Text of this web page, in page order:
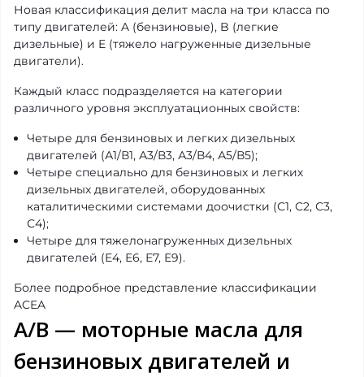
Новая классификация делит масла на три класса по
типу двигателей: A (бензиновые), B (легкие
дизельные) и E (тяжело нагруженные дизельные
двигатели).
Каждый класс подразделяется на категории
различного уровня эксплуатационных свойств:
Четыре для бензиновых и легких дизельных
двигателей (А1/В1, А3/В3, А3/В4, А5/В5);
Четыре специально для бензиновых и легких
дизельных двигателей, оборудованных
каталитическими системами доочистки (С1, С2, С3,
С4);
Четыре для тяжелонагруженных дизельных
двигателей (Е4, Е6, Е7, Е9).
Более подробное представление классификации
ACEA
А/В — моторные масла для
бензиновых двигателей и